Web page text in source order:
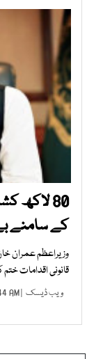
80 لاکھ
کے سامنے
وزیراعظم عمران
قانونی اقدامات ختم
ویب ڈیسک | FEB 05, 2020 10:44 AM |